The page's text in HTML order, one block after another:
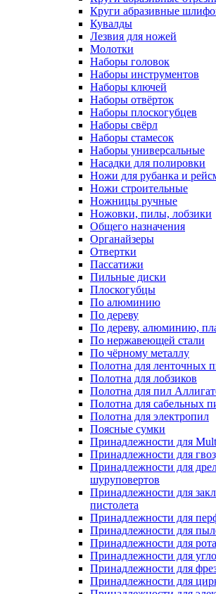
Круги абразивные
Кувалды
Лезвия для ножей
Молотки
Наборы головок
Наборы инструментов
Наборы ключей
Наборы отвёрток
Наборы плоскогубцев
Наборы свёрл
Наборы стамесок
Наборы универсальные
Насадки для полировки
Ножи для рубанка и
Ножи строительные
Ножницы ручные
Ножовки, пилы, лобзики
Общего назначения
Органайзеры
Отвертки
Пассатижи
Пильные диски
Плоскогубцы
По алюминию
По дереву
По дереву, алюминию,
По нержавеющей стали
По чёрному металлу
Полотна для ленточных
Полотна для лобзиков
Полотна для пил
Полотна для сабельных
Полотна для электропил
Поясные сумки
Принадлежности для
Принадлежности для
Принадлежности для
шуруповертов
Принадлежности для
пистолета
Принадлежности для
Принадлежности для
Принадлежности для
Принадлежности для
Принадлежности для
Принадлежности для